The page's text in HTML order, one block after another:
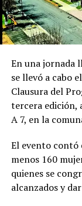
En una jornada
se llevó a cabo
Clausura del
tercera edición,
A 7, en la
El evento contó
menos 160
quienes se
alcanzados y